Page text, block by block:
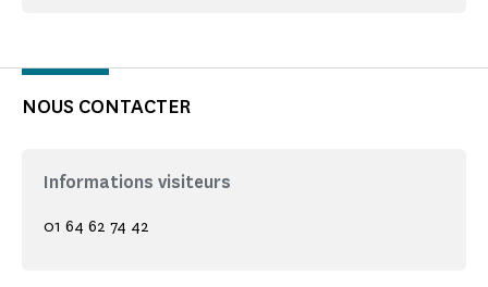
NOUS CONTACTER
Informations visiteurs
01 64 62 74 42